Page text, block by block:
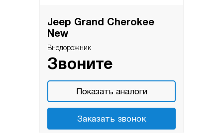
Jeep Grand Cherokee
New
Внедорожник
Звоните
Показать аналоги
Заказать звонок